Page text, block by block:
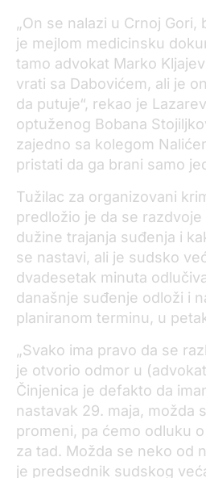
„On se nalazi u Crnoj Gori,
je mejlom medicinsku
tamo advokat Marko
vrati sa Dabovićem, ali je
da putuje“, rekao je
optuženog Bobana
zajedno sa kolegom
pristati da ga brani samo
Tužilac za organizovani
predložio je da se
dužine trajanja suđenja i
se nastavi, ali je sudsko
dvadesetak minuta
današnje suđenje odloži i
planiranom terminu, u
„Svako ima pravo da se
je otvorio odmor u
Činjenica je defakto da
nastavak 29. maja, možda
promeni, pa ćemo odluku
za tad. Možda se neko od
je predsednik sudskog